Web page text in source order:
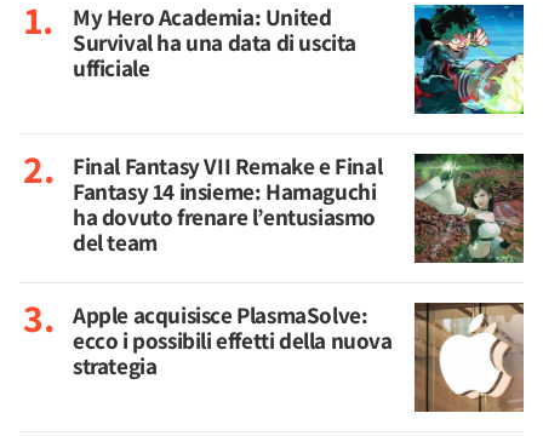
My Hero Academia: United
Survival ha una data di uscita
ufficiale
Final Fantasy VII Remake e Final
Fantasy 14 insieme: Hamaguchi
ha dovuto frenare l’entusiasmo
del team
Apple acquisisce PlasmaSolve:
ecco i possibili effetti della nuova
strategia